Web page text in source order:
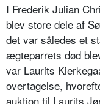
I Frederik Julian
blev store dele af
det var således et
ægteparrets død
var Laurits
overtagelse,
auktion til Laurits